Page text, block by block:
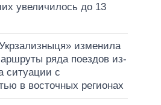
увеличилось до 13
изменила
ряда поездов из-
ситуации с
в восточных регионах